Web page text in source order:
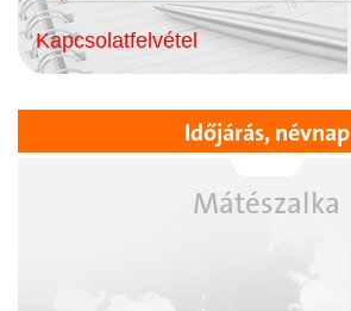
Kapcsolatfelvétel
Időjárás, névnap
Mátészalka